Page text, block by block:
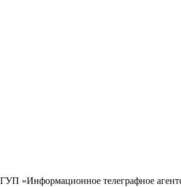
«Информационное телеграфное